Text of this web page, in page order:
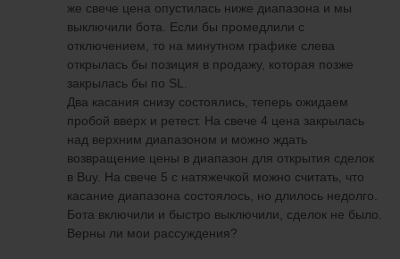
же свече цена опустилась ниже диапазона и мы
выключили бота. Если бы промедлили с
отключением, то на минутном графике слева
открылась бы позиция в продажу, которая позже
закрылась бы по SL.
Два касания снизу состоялись, теперь ожидаем
пробой вверх и ретест. На свече 4 цена закрылась
над верхним диапазоном и можно ждать
возвращение цены в диапазон для открытия сделок
в Buy. На свече 5 с натяжечкой можно считать, что
касание диапазона состоялось, но длилось недолго.
Бота включили и быстро выключили, сделок не было.
Верны ли мои рассуждения?